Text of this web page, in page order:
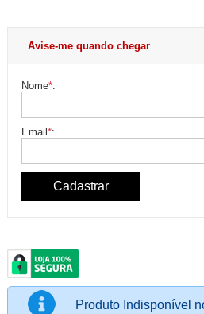
Avise-me quando chegar
Nome*:
Email*:
Produto Indisponível